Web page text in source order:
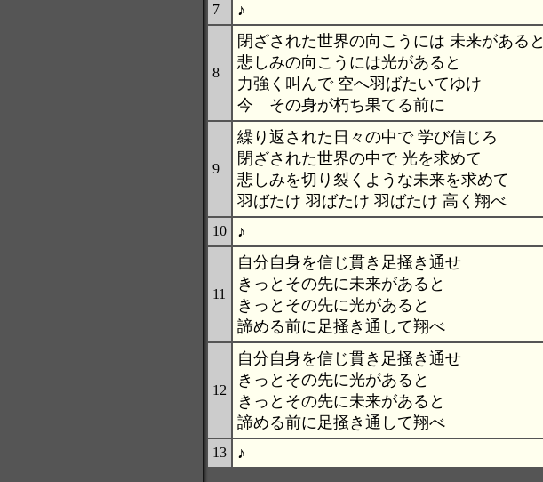
7 ♪
8
閉ざされた世界の向こうには 未来があると
悲しみの向こうには光があると
力強く叫んで 空へ羽ばたいてゆけ
今 その身が朽ち果てる前に
9
繰り返された日々の中で 学び信じろ
閉ざされた世界の中で 光を求めて
悲しみを切り裂くような未来を求めて
羽ばたけ 羽ばたけ 羽ばたけ 高く翔べ
10 ♪
11
自分自身を信じ貫き足掻き通せ
きっとその先に未来があると
きっとその先に光があると
諦める前に足掻き通して翔べ
12
自分自身を信じ貫き足掻き通せ
きっとその先に光があると
きっとその先に未来があると
諦める前に足掻き通して翔べ
13 ♪